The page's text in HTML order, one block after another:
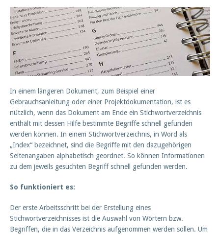
In einem längeren Dokument, zum Beispiel einer
Gebrauchsanleitung oder einer Projektdokumentation, ist es
nützlich, wenn das Dokument am Ende ein Stichwortverzeichnis
enthält mit dessen Hilfe bestimmte Begriffe schnell gefunden
werden können. In einem Stichwortverzeichnis, in Word als
„Index“ bezeichnet, sind die Begriffe mit den dazugehörigen
Seitenangaben alphabetisch geordnet. So können Informationen
zu dem jeweils gesuchten Begriff schnell gefunden werden.
So funktioniert es:
Der erste Arbeitsschritt bei der Erstellung eines
Stichwortverzeichnisses ist die Auswahl von Wörtern bzw.
Begriffen, die in das Verzeichnis aufgenommen werden sollen. Um